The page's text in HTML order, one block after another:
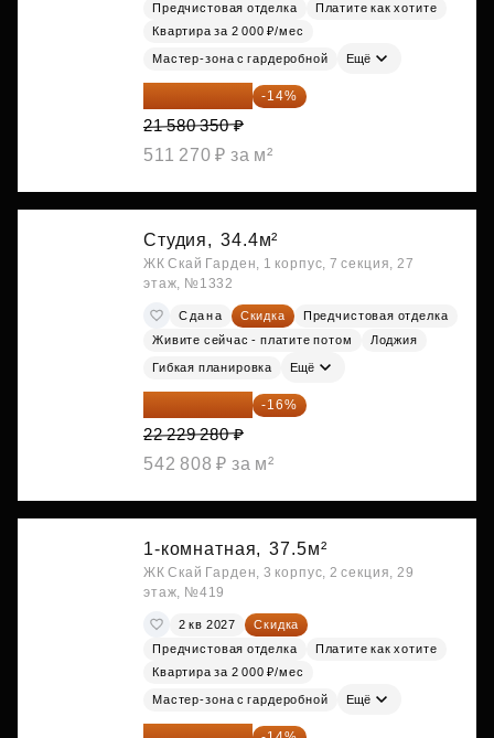
Предчистовая отделка
Платите как хотите
Квартира за 2 000 ₽/мес
Мастер-зона с гардеробной Ещё
18 559 101 ₽ -14%
21 580 350 ₽
511 270 ₽ за м²
Студия, 34.4м²
ЖК Скай Гарден, 1 корпус, 7 секция, 27
этаж, №1332
Сдана Скидка
Предчистовая отделка
Живите сейчас - платите потом
Лоджия
Гибкая планировка Ещё
18 672 595 ₽ -16%
22 229 280 ₽
542 808 ₽ за м²
1-комнатная, 37.5м²
ЖК Скай Гарден, 3 корпус, 2 секция, 29
этаж, №419
2 кв 2027
Скидка
Предчистовая отделка
Платите как хотите
Квартира за 2 000 ₽/мес
Мастер-зона с гардеробной Ещё